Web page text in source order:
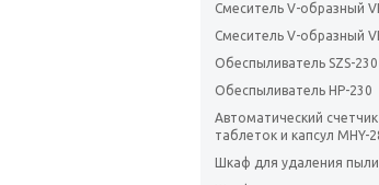
Смеситель V-образный
Смеситель V-образный
Обеспыливатель SZS-230
Обеспыливатель HP-230
Автоматический счетчик
таблеток и капсул MHY-
Шкаф для удаления пыли